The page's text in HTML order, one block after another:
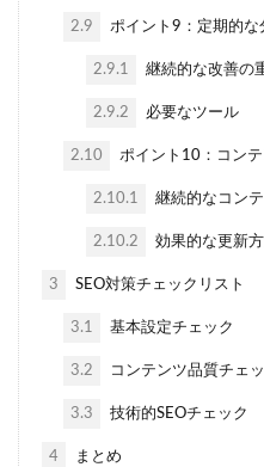
2.9 ポイント9：定期的な
2.9.1 継続的な改善の
2.9.2 必要なツール
2.10 ポイント10：コン
2.10.1 継続的なコン
2.10.2 効果的な更新
3 SEO対策チェックリスト
3.1 基本設定チェック
3.2 コンテンツ品質チェ
3.3 技術的SEOチェック
4 まとめ